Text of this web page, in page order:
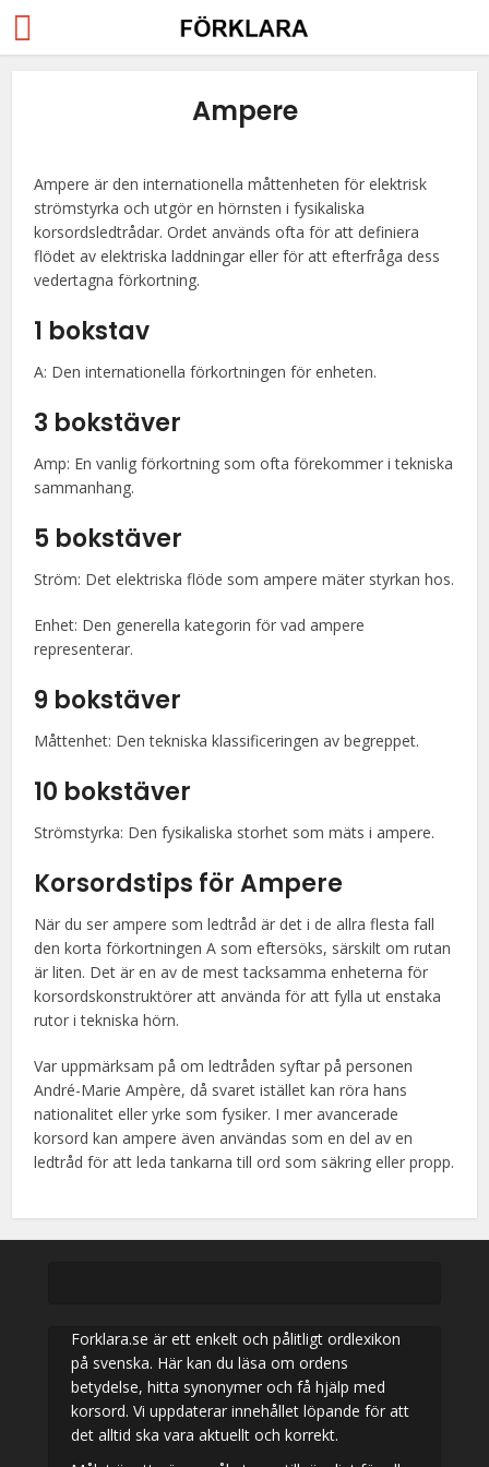
Ampere
Ampere är den internationella måttenheten för elektrisk
strömstyrka och utgör en hörnsten i fysikaliska
korsordsledtrådar. Ordet används ofta för att definiera
flödet av elektriska laddningar eller för att efterfråga dess
vedertagna förkortning.
1 bokstav
A: Den internationella förkortningen för enheten.
3 bokstäver
Amp: En vanlig förkortning som ofta förekommer i tekniska
sammanhang.
5 bokstäver
Ström: Det elektriska flöde som ampere mäter styrkan hos.
Enhet: Den generella kategorin för vad ampere
representerar.
9 bokstäver
Måttenhet: Den tekniska klassificeringen av begreppet.
10 bokstäver
Strömstyrka: Den fysikaliska storhet som mäts i ampere.
Korsordstips för Ampere
När du ser ampere som ledtråd är det i de allra flesta fall
den korta förkortningen A som eftersöks, särskilt om rutan
är liten. Det är en av de mest tacksamma enheterna för
korsordskonstruktörer att använda för att fylla ut enstaka
rutor i tekniska hörn.
Var uppmärksam på om ledtråden syftar på personen
André-Marie Ampère, då svaret istället kan röra hans
nationalitet eller yrke som fysiker. I mer avancerade
korsord kan ampere även användas som en del av en
ledtråd för att leda tankarna till ord som säkring eller propp.
Forklara.se är ett enkelt och pålitligt ordlexikon
på svenska. Här kan du läsa om ordens
betydelse, hitta synonymer och få hjälp med
korsord. Vi uppdaterar innehållet löpande för att
det alltid ska vara aktuellt och korrekt.